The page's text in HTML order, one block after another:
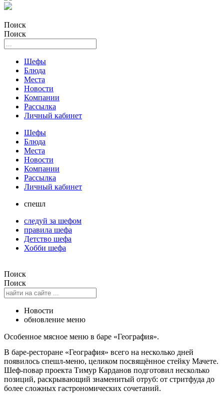
Поиск
Поиск
Шефы
Блюда
Места
Новости
Компании
Рассылка
Личный кабинет
Шефы
Блюда
Места
Новости
Компании
Рассылка
Личный кабинет
спешл
следуй за шефом
правила шефа
Детство шефа
Хобби шефа
Поиск
Поиск
Новости
обновление меню
Особенное мясное меню в баре «География».
В баре-ресторане «География» всего на несколько дней
появилось спешл-меню, целиком посвящённое стейку Мачете.
Шеф-повар проекта Тимур Карданов подготовил несколько
позиций, раскрывающий знаменитый отруб: от стритфуда до
более сложных гастрономических сочетаний.